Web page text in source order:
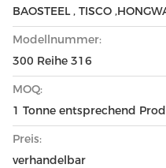
BAOSTEEL , TISCO
Modellnummer:
300 Reihe 316
MOQ:
1 Tonne entsprechend
Preis:
verhandelbar